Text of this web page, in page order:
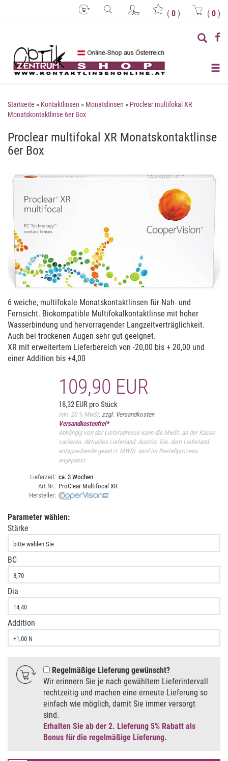
( 0 ) ( 0 )
Startseite » Kontaktlinsen » Monatslinsen » Proclear multifokal XR
Monatskontaktlinse 6er Box
Proclear multifokal XR Monatskontaktlinse
6er Box
6 weiche, multifokale Monatskontaktlinsen für Nah- und
Fernsicht. Biokompatible Multifokalkontaktlinse mit hoher
Wasserbindung und hervorragender Langzeitverträglichkeit.
Auch bei trockenen Augen sehr gut geeignet.
XR mit erweitertem Lieferbereich von -20,00 bis + 20,00 und
einer Addition bis +4,00
109,90 EUR
18,32 EUR pro Stück
inkl. 20 % MwSt. zzgl. Versandkosten
Versandkostenfrei*
Abhängig von der Lieferadresse kann die MwSt. an der Kasse
variieren. Aktuelles Lieferland: Austria. Die, dem Lieferland
entsprechende gesetzl. MWSt. wird im Bestellprozess
angepasst.
Lieferzeit: ca. 3 Wochen
Art.Nr.: ProClear Multifocal XR
Hersteller:
Parameter wählen:
Stärke
BC
Dia
Addition
Regelmäßige Lieferung gewünscht
Wir erinnern Sie je nach gewähltem Lieferintervall
rechtzeitig und machen eine erneute Lieferung so
einfach wie möglich, damit Sie immer versorgt
sind.
Erhalten Sie ab der 2. Lieferung 5% Rabatt als
Bonus für die regelmäßige Lieferung.